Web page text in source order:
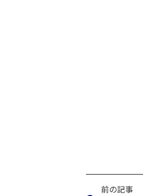
前の記事